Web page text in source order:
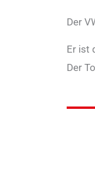
Der
Er ist
Der